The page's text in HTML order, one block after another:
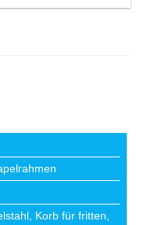
Korb für fritten,